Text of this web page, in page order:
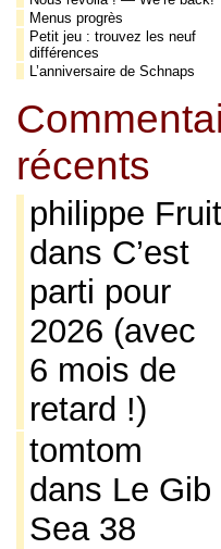
Menus progrès
Petit jeu : trouvez les neuf
différences
L’anniversaire de Schnaps
récents
philippe Fruit
dans C’est
parti pour
2026 (avec
6 mois de
retard !)
tomtom
dans Le Gib
Sea 38